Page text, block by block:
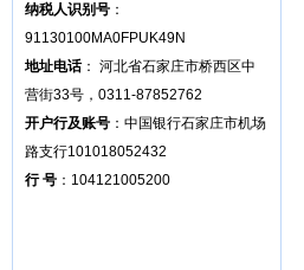
纳税人识别号 ：
91130100MA0FPUK49N
地址电话： 河北省石家庄市桥西区中
营街33号，0311-87852762
开户行及账号 ：中国银行石家庄市机场
路支行101018052432
行 号 ：104121005200